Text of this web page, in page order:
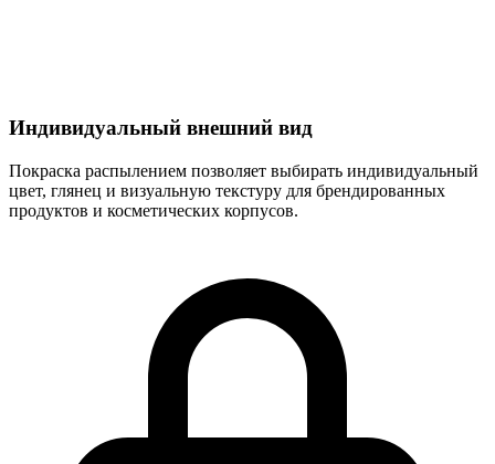
Индивидуальный внешний вид
Покраска распылением позволяет выбирать индивидуальный
цвет, глянец и визуальную текстуру для брендированных
продуктов и косметических корпусов.